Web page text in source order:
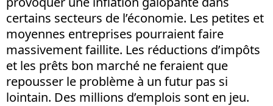
certains secteurs de l’économie. Les petites et
moyennes entreprises pourraient faire
massivement faillite. Les réductions d’impôts
et les prêts bon marché ne feraient que
repousser le problème à un futur pas si
lointain. Des millions d’emplois sont en jeu.